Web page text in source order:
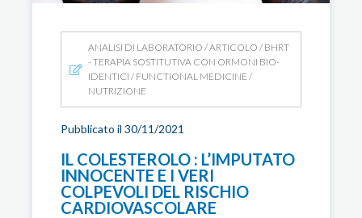
ANALISI DI LABORATORIO /ARTICOLO / BHRT
- TERAPIA SOSTITUTIVA CON ORMONI BIO-
IDENTICI / FUNCTIONAL MEDICINE /
NUTRIZIONE
Pubblicato il 30/11/2021
IL COLESTEROLO : L’IMPUTATO
INNOCENTE E I VERI
COLPEVOLI DEL RISCHIO
CARDIOVASCOLARE